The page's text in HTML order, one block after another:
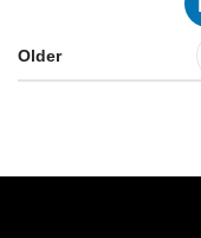
Older